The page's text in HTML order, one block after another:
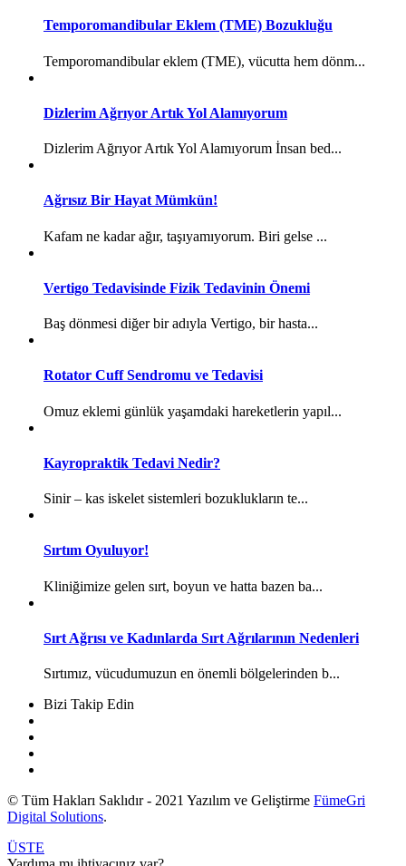
Temporomandibular Eklem (TME) Bozukluğu
Temporomandibular eklem (TME), vücutta hem dönm...
Dizlerim Ağrıyor Artık Yol Alamıyorum
Dizlerim Ağrıyor Artık Yol Alamıyorum İnsan bed...
Ağrısız Bir Hayat Mümkün!
Kafam ne kadar ağır, taşıyamıyorum. Biri gelse ...
Vertigo Tedavisinde Fizik Tedavinin Önemi
Baş dönmesi diğer bir adıyla Vertigo, bir hasta...
Rotator Cuff Sendromu ve Tedavisi
Omuz eklemi günlük yaşamdaki hareketlerin yapıl...
Kayropraktik Tedavi Nedir?
Sinir – kas iskelet sistemleri bozuklukların te...
Sırtım Oyuluyor!
Kliniğimize gelen sırt, boyun ve hatta bazen ba...
Sırt Ağrısı ve Kadınlarda Sırt Ağrılarının Nedenleri
Sırtımız, vücudumuzun en önemli bölgelerinden b...
Bizi Takip Edin
© Tüm Hakları Saklıdır - 2021 Yazılım ve Geliştirme FümeGri
Digital Solutions.
ÜSTE